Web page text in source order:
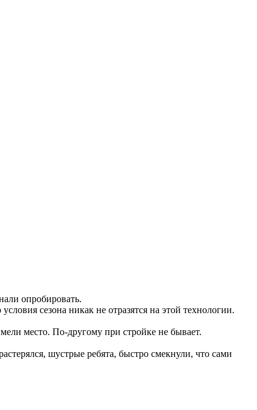
опробировать.
сезона никак не отразятся на этой технологии.
место. По-другому при стройке не бывает.
шустрые ребята, быстро смекнули, что сами